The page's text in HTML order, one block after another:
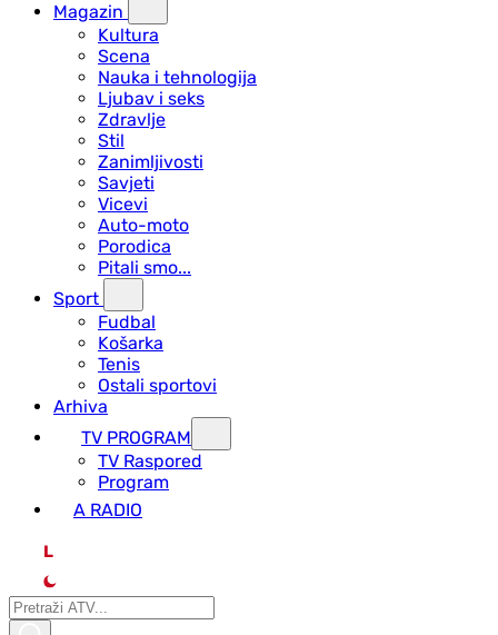
Magazin
Kultura
Scena
Nauka i tehnologija
Ljubav i seks
Zdravlje
Stil
Zanimljivosti
Savjeti
Vicevi
Auto-moto
Porodica
Pitali smo...
Sport
Fudbal
Košarka
Tenis
Ostali sportovi
Arhiva
TV PROGRAM
ТV Raspored
Program
A RADIO
L